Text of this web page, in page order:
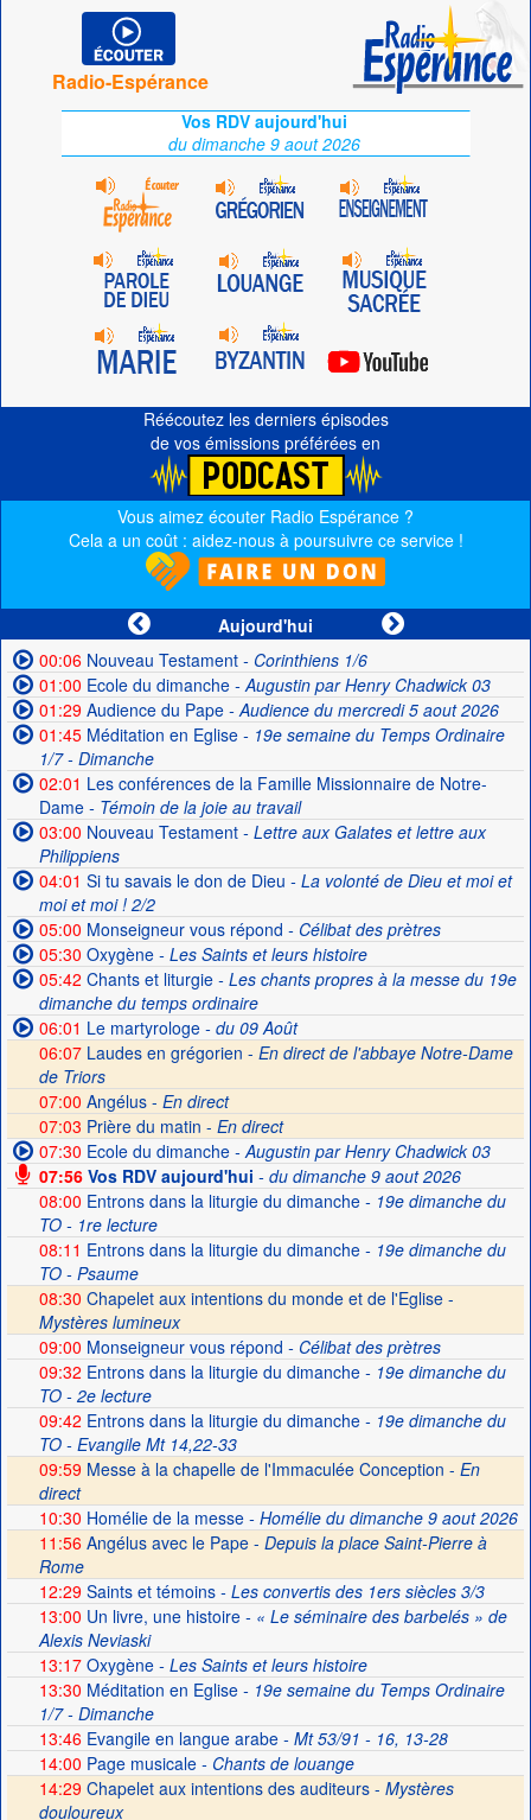
Radio-Espérance
Vos RDV aujourd'hui
du dimanche 9 aout 2026
Réécoutez les derniers épisodes
de vos émissions préférées en
Vous aimez écouter Radio Espérance ?
Cela a un coût : aidez-nous à poursuivre ce service !
Aujourd'hui
00:06Nouveau Testament- Corinthiens 1/6
01:00 Ecole du dimanche- Augustin par Henry Chadwick 03
01:29Audience du Pape- Audience du mercredi 5 aout 2026
01:45Méditation en Eglise- 19e semaine du Temps Ordinaire
1/7 - Dimanche
02:01 Les conférences de la Famille Missionnaire de Notre-
Dame- Témoin de la joie au travail
03:00 Nouveau Testament- Lettre aux Galates et lettre aux
Philippiens
04:01 Si tu savais le don de Dieu - La volonté de Dieu et moi et
moi et moi ! 2/2
05:00 Monseigneur vous répond - Célibat des prètres
05:30 Oxygène- Les Saints et leurs histoire
05:42 Chants et liturgie- Les chants propres à la messe du 19e
dimanche du temps ordinaire
06:01 Le martyrologe- du 09 Août
06:07Laudes en grégorien - En direct de l'abbaye Notre-Dame
de Triors
07:00 Angélus - En direct
07:03 Prière du matin - En direct
07:30 Ecole du dimanche- Augustin par Henry Chadwick 03
07:56Vos RDV aujourd'hui - du dimanche 9 aout 2026
08:00 Entrons dans la liturgie du dimanche- 19e dimanche du
TO - 1re lecture
08:11 Entrons dans la liturgie du dimanche- 19e dimanche du
TO - Psaume
08:30 Chapelet aux intentions du monde et de l'Eglise -
Mystères lumineux
09:00 Monseigneur vous répond - Célibat des prètres
09:32 Entrons dans la liturgie du dimanche- 19e dimanche du
TO - 2e lecture
09:42 Entrons dans la liturgie du dimanche- 19e dimanche du
TO - Evangile Mt 14,22-33
09:59 Messe à la chapelle de l'Immaculée Conception - En
direct
10:30 Homélie de la messe- Homélie du dimanche 9 aout 2026
11:56 Angélus avec le Pape - Depuis la place Saint-Pierre à
Rome
12:29Saints et témoins- Les convertis des 1ers siècles 3/3
13:00 Un livre, une histoire- « Le séminaire des barbelés » de
Alexis Neviaski
13:17Oxygène- Les Saints et leurs histoire
13:30 Méditation en Eglise- 19e semaine du Temps Ordinaire
1/7 - Dimanche
13:46Evangile en langue arabe- Mt 53/91 - 16, 13-28
14:00 Page musicale- Chants de louange
14:29 Chapelet aux intentions des auditeurs - Mystères
douloureux